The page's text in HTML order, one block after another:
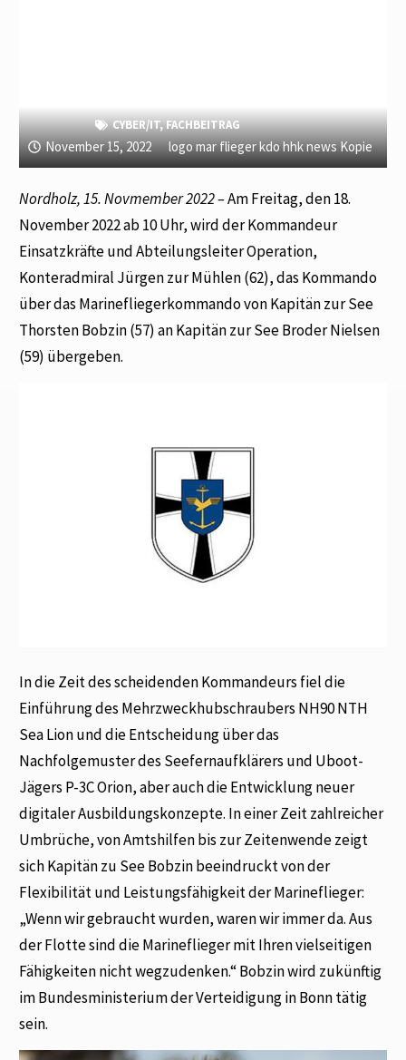
CYBER/IT,FACHBEITRAG
November 15, 2022 logo mar flieger kdo hhk news Kopie
Nordholz, 15. Novmember 2022 –Am Freitag, den 18.
November 2022 ab 10 Uhr, wird der Kommandeur
Einsatzkräfte und Abteilungsleiter Operation,
Konteradmiral Jürgen zur Mühlen (62), das Kommando
über das Marinefliegerkommando von Kapitän zur See
Thorsten Bobzin (57) an Kapitän zur See Broder Nielsen
(59) übergeben.
In die Zeit des scheidenden Kommandeurs fiel die
Einführung des Mehrzweckhubschraubers NH90 NTH
Sea Lion und die Entscheidung über das
Nachfolgemuster des Seefernaufklärers und Uboot-
Jägers P-3C Orion, aber auch die Entwicklung neuer
digitaler Ausbildungskonzepte. In einer Zeit zahlreicher
Umbrüche, von Amtshilfen bis zur Zeitenwende zeigt
sich Kapitän zu See Bobzin beeindruckt von der
Flexibilität und Leistungsfähigkeit der Marineflieger:
„Wenn wir gebraucht wurden, waren wir immer da. Aus
der Flotte sind die Marineflieger mit Ihren vielseitigen
Fähigkeiten nicht wegzudenken.“ Bobzin wird zukünftig
im Bundesministerium der Verteidigung in Bonn tätig
sein.